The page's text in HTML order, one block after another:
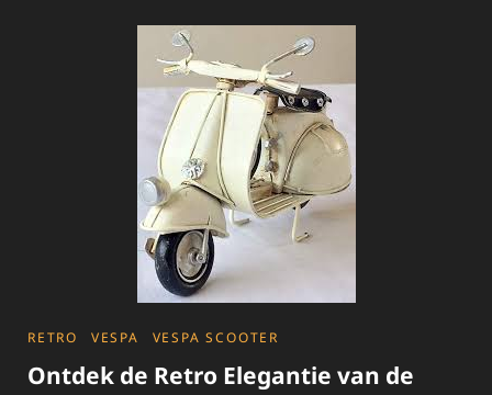
JOUW
STIJLVOLLE
STADSVERVOERMIDDEL
CATEGORIES
RETRO VESPA VESPA SCOOTER
Ontdek de Retro Elegantie van de